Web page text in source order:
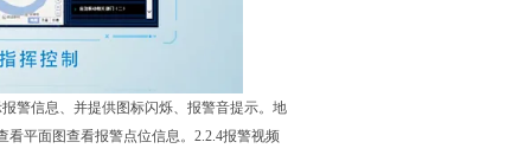
警信息、并提供图标闪烁、报警音提示。地
平面图查看报警点位信息。2.2.4报警视频